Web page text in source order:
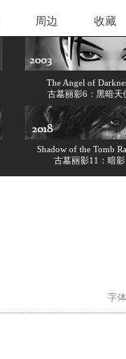
周边 收藏
The Angel of
古墓丽影6：黑暗天
Shadow of the Tomb
古墓丽影11：暗影
字